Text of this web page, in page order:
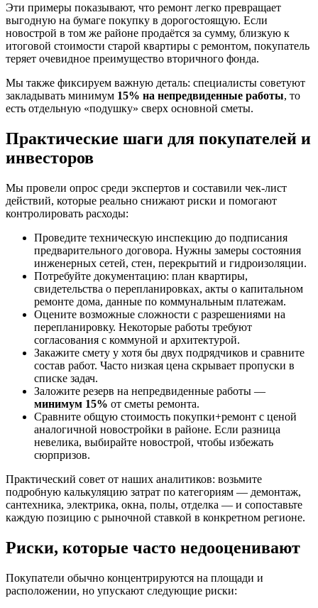
Эти примеры показывают, что ремонт легко превращает
выгодную на бумаге покупку в дорогостоящую. Если
новострой в том же районе продаётся за сумму, близкую к
итоговой стоимости старой квартиры с ремонтом, покупатель
теряет очевидное преимущество вторичного фонда.
Мы также фиксируем важную деталь: специалисты советуют
закладывать минимум 15% на непредвиденные работы, то
есть отдельную «подушку» сверх основной сметы.
Практические шаги для покупателей и
инвесторов
Мы провели опрос среди экспертов и составили чек-лист
действий, которые реально снижают риски и помогают
контролировать расходы:
Проведите техническую инспекцию до подписания
предварительного договора. Нужны замеры состояния
инженерных сетей, стен, перекрытий и гидроизоляции.
Потребуйте документацию: план квартиры,
свидетельства о перепланировках, акты о капитальном
ремонте дома, данные по коммунальным платежам.
Оцените возможные сложности с разрешениями на
перепланировку. Некоторые работы требуют
согласования с коммуной и архитектурой.
Закажите смету у хотя бы двух подрядчиков и сравните
состав работ. Часто низкая цена скрывает пропуски в
списке задач.
Заложите резерв на непредвиденные работы —
минимум 15% от сметы ремонта.
Сравните общую стоимость покупки+ремонт с ценой
аналогичной новостройки в районе. Если разница
невелика, выбирайте новострой, чтобы избежать
сюрпризов.
Практический совет от наших аналитиков: возьмите
подробную калькуляцию затрат по категориям — демонтаж,
сантехника, электрика, окна, полы, отделка — и сопоставьте
каждую позицию с рыночной ставкой в конкретном регионе.
Риски, которые часто недооценивают
Покупатели обычно концентрируются на площади и
расположении, но упускают следующие риски: